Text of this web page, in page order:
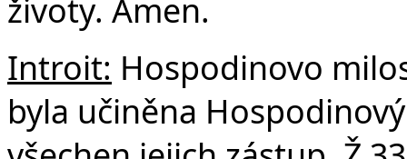
životy. Amen.
Introit: Hospodinovo
byla učiněna